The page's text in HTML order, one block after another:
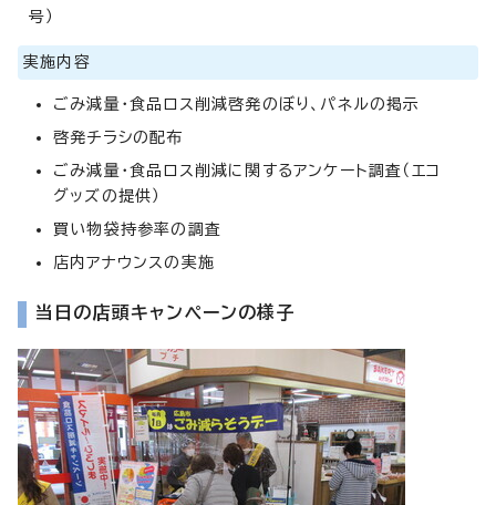
号）
実施内容
ごみ減量・食品ロス削減啓発のぼり、パネルの掲示
啓発チラシの配布
ごみ減量・食品ロス削減に関するアンケート調査（エコ
グッズの提供）
買い物袋持参率の調査
店内アナウンスの実施
当日の店頭キャンペーンの様子